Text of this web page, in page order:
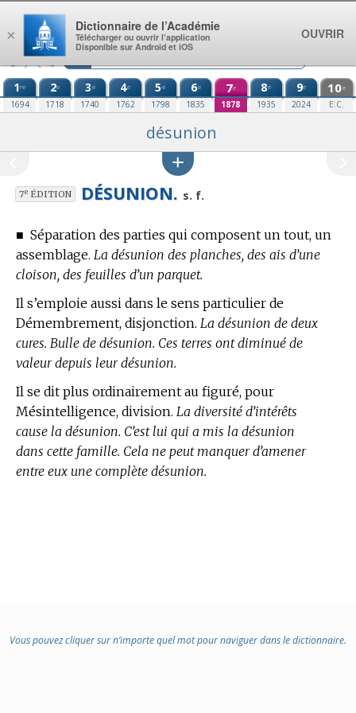
Aller au contenu
1re
1694
2e
1718
3e
1740
4e
1762
5e
1798
6e
1835
7e
1878
8e
1935
9e
2024
10e
E.C.
désunion
7eÉDITION DÉSUNION. s. f.
■ Séparation des parties qui composent un tout, un
assemblage. La désunion des planches, des ais d’une
cloison, des feuilles d’un parquet.
Il s’emploie aussi dans le sens particulier de
Démembrement, disjonction. La désunion de deux
cures. Bulle de désunion. Ces terres ont diminué de
valeur depuis leur désunion.
Il se dit plus ordinairement au figuré, pour
Mésintelligence, division. La diversité d’intérêts
cause la désunion. C’est lui qui a mis la désunion
dans cette famille. Cela ne peut manquer d’amener
entre eux une complète désunion.
Vous pouvez cliquer sur n’importe quel mot pour naviguer dans le dictionnaire.
×
Dictionnaire de l’Académie
Télécharger ou ouvrir l’application
Disponible sur Android et iOS
OUVRIR